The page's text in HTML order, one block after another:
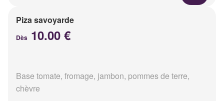
Piza savoyarde
Dès 10.00 €
Base tomate, fromage, jambon, pommes de terre,
chèvre